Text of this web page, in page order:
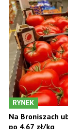
RYNEK
Na Broniszach
po 4,67 zł/kg